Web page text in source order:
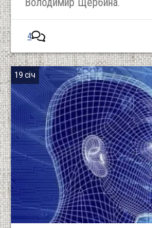
4
19 січ